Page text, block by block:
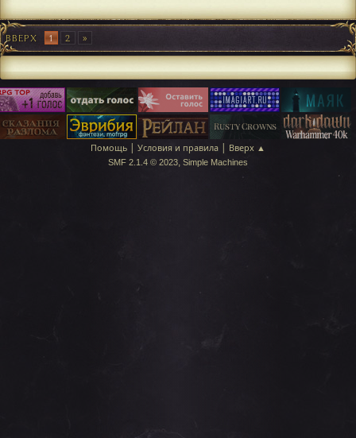
ВВЕРХ 1 2
Помощь | Условия и правила | Вверх ▲
SMF 2.1.4 © 2023, Simple Machines